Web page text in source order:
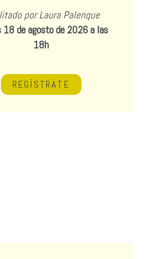
por Laura Palenque
18 de agosto de 2026 a las
18h
REGÍSTRATE